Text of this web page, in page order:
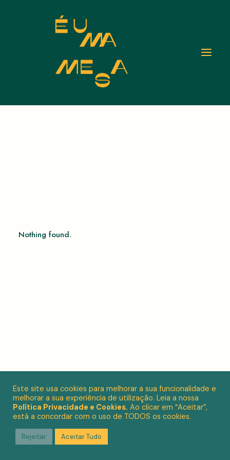
Nothing found.
Este site usa cookies para melhorar a sua funcionalidade e
melhorar a sua experiência de utilização. Leia a nossa
Política Privacidade e Cookies. Ao clicar em “Aceitar”,
está a concordar com o uso de TODOS os cookies.
Rejeitar Aceitar Tudo